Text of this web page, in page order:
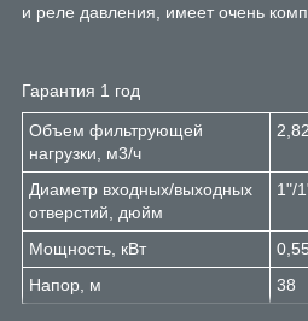
и реле давления, имеет очень
Гарантия 1 год
Объем фильтрующей
нагрузки, м3/ч
2,82
Диаметр входных/выходных
отверстий, дюйм
1"/
Мощность, кВт
0,55
Напор, м
38